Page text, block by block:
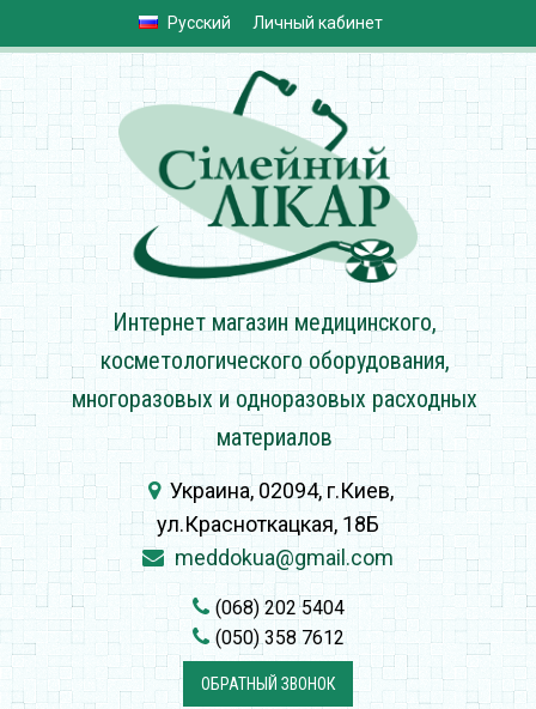
Русский Личный кабинет
Интернет магазин медицинского,
косметологического оборудования,
многоразовых и одноразовых расходных
материалов
Украина, 02094, г.Киев,
ул.Красноткацкая, 18Б
meddokua@gmail.com
(068) 202 5404
(050) 358 7612
ОБРАТНЫЙ ЗВОНОК